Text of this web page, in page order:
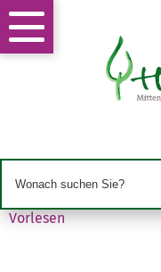
Vorlesen